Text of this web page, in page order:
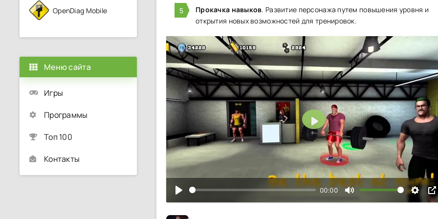
Прокачка навыков. Развитие персонажа путем повышения уровня и
открытия новых возможностей для тренировок.
00:00
Воспроизвести
OpenDiag Mobile
Меню сайта
Игры
Программы
Топ 100
Контакты